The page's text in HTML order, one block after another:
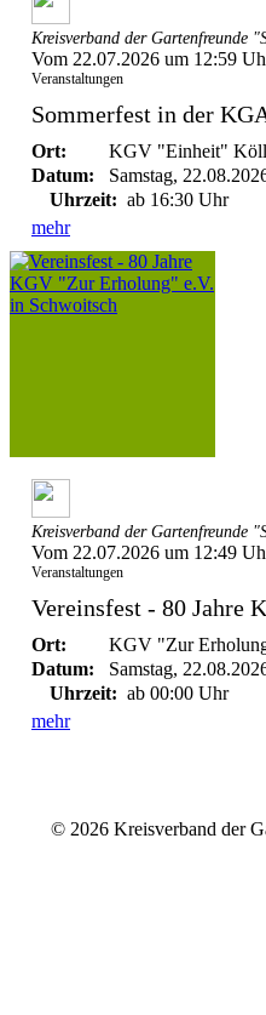
Kreisverband der Gartenfreunde
Vom 22.07.2026 um 12:59
Veranstaltungen
Sommerfest in der
Ort:
KGV "Einheit"
Datum:
Samstag,
Uhrzeit: ab 16:30 Uhr
mehr
Kreisverband der Gartenfreunde
Vom 22.07.2026 um 12:49
Veranstaltungen
Vereinsfest - 80 Jahre
Ort:
KGV "Zur
Datum:
Samstag,
Uhrzeit: ab 00:00 Uhr
mehr
© 2026 Kreisverband der